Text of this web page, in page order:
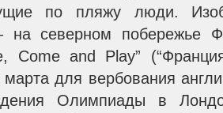
по пляжу люди.
северном побережье
Come and Play”
для вербования
Олимпиады в